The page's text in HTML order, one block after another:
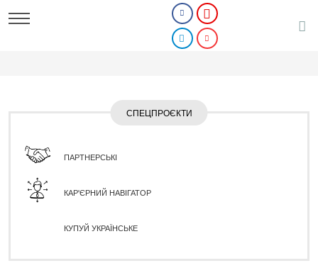
СПЕЦПРОЄКТИ
ПАРТНЕРСЬКІ
КАР'ЄРНИЙ НАВІГАТОР
КУПУЙ УКРАЇНСЬКЕ